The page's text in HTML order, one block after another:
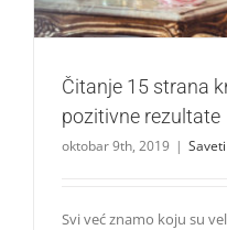
Čitanje 15 strana
pozitivne rezultate
oktobar 9th, 2019 | Saveti
Svi već znamo koju su